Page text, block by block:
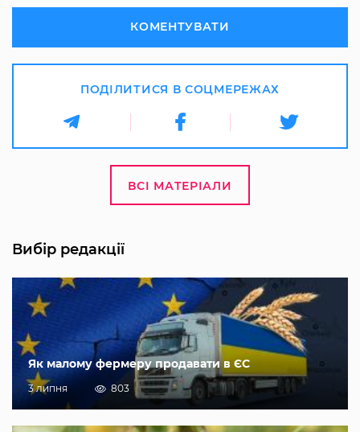
КОМЕНТУВАТИ
ПОДІЛИТИСЯ В СОЦМЕРЕЖАХ
ВСІ МАТЕРІАЛИ
Вибір редакції
Як малому фермеру продавати в ЄС
3 липня 803